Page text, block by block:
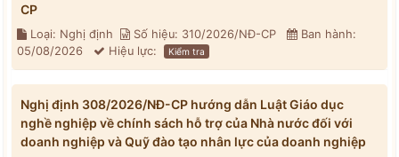
CP
Loại: Nghị định Số hiệu: 310/2026/NĐ-CP
Ban hành:
05/08/2026
Hiệu lực: Kiểm tra
Nghị định 308/2026/NĐ-CP hướng dẫn Luật Giáo dục
nghề nghiệp về chính sách hỗ trợ của Nhà nước đối với
doanh nghiệp và Quỹ đào tạo nhân lực của doanh nghiệp